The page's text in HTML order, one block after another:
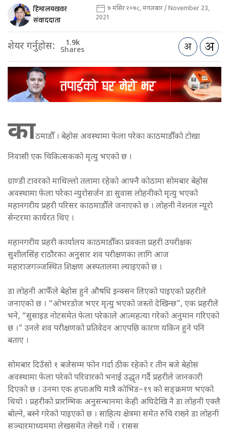
हिमालयखवर
संवाददाता
७ मंसिर २०७८, मंगलबार / November 23,
2021
शेयर गर्नुहोस: 1.9k
Shares
काठमाडौँ । बेहोस अवस्थामा फेला परेका काठमाडौँको टोखा
निवासी एक चिकित्सकको मृत्यु भएको छ ।
ग्राण्डी टावरको माथिल्लो तलामा रहेको आफ्नै कोठामा सोमबार बेहोस
अवस्थामा फेला परेका न्युरोसर्जन डा सुवास लोहनीको मृत्यु भएको
महानगरीय प्रहरी परिसर काठमाडौँले जनाएको छ । लोहनी नेशनल न्यूरो
सेन्टरमा कार्यरत थिए ।
महानगरीय प्रहरी कार्यालय काठमाडौँका प्रवक्ता प्रहरी उपरीक्षक
सुशीलसिंह राठौरका अनुसार शव परीक्षणका लागि आज
महाराजगञ्जस्थित शिक्षण अस्पतालमा ल्याइएको छ ।
डा लोहनी आफैँले बेहोस हुने औषधि इन्क्सन लिएको पाइएको प्रहरीले
जनाएको छ । “ओभरडोज भएर मृत्यु भएको जस्तो देखिन्छ”, एक प्रहरीले
भने, “सुसाइड नोटसमेत फेला परेकाले आत्महत्या गरेको अनुमान गरिएको
छ ।” उनले शव परीक्षणको प्रतिवेदन आएपछि कारण यकिन हुने पनि
बताए ।
सोमबार दिउँसो १ बजेसम्म फोन गर्दा ठीक रहेको र तीन बजे बेहोस
अवस्थामा फेला परेको परिवारको भनाई उद्धृत गर्दै प्रहरीले जानकारी
दिएको छ । उनमा एक हप्ताअघि मात्रै कोभिड–१९ को सङ्क्रमण भएको
थियो । प्रहरीको प्रारम्भिक अनुसन्धानमा केही अघिदेखि नै डा लोहनी एक्लै
बोल्ने, बस्ने गरेको पाइएको छ । साहित्य क्षेत्रमा समेत रुचि राख्ने डा लोहनी
सञ्चारमाध्यममा लेखसमेत लेख्ने गर्थे । रासस